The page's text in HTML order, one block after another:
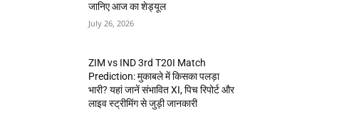
जानिए आज का शेड्यूल
July 26, 2026
ZIM vs IND 3rd T20I Match
Prediction: मुकाबले में किसका पलड़ा
भारी? यहां जानें संभावित XI, पिच रिपोर्ट और
लाइव स्ट्रीमिंग से जुड़ी जानकारी